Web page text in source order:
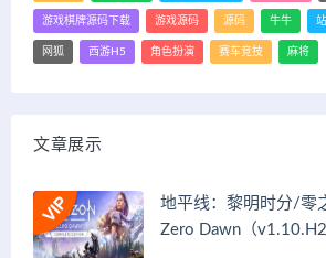
游戏棋牌源码下载 游戏源码 源码 牛牛
网狐 西游H5 角色扮演 赛车竞技 麻将
文章展示
地平线：黎明时分/零
Zero Dawn（v1.10.H2